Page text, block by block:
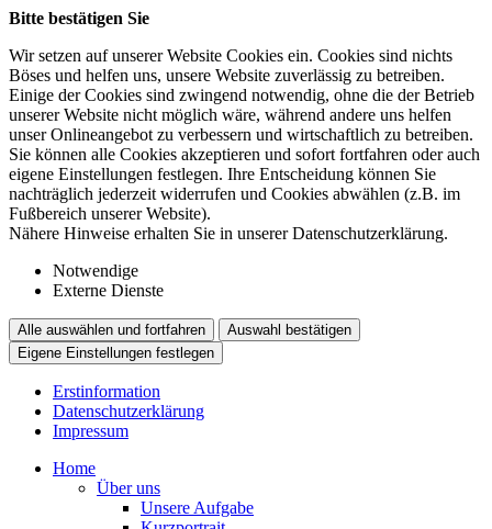
Bitte bestätigen Sie
Wir setzen auf unserer Website Cookies ein. Cookies sind nichts
Böses und helfen uns, unsere Website zuverlässig zu betreiben.
Einige der Cookies sind zwingend notwendig, ohne die der Betrieb
unserer Website nicht möglich wäre, während andere uns helfen
unser Onlineangebot zu verbessern und wirtschaftlich zu betreiben.
Sie können alle Cookies akzeptieren und sofort fortfahren oder auch
eigene Einstellungen festlegen. Ihre Entscheidung können Sie
nachträglich jederzeit widerrufen und Cookies abwählen (z.B. im
Fußbereich unserer Website).
Nähere Hinweise erhalten Sie in unserer Datenschutzerklärung.
Notwendige
Externe Dienste
Alle auswählen und fortfahren
Auswahl bestätigen
Eigene Einstellungen festlegen
Erstinformation
Datenschutzerklärung
Impressum
Home
Über uns
Unsere Aufgabe